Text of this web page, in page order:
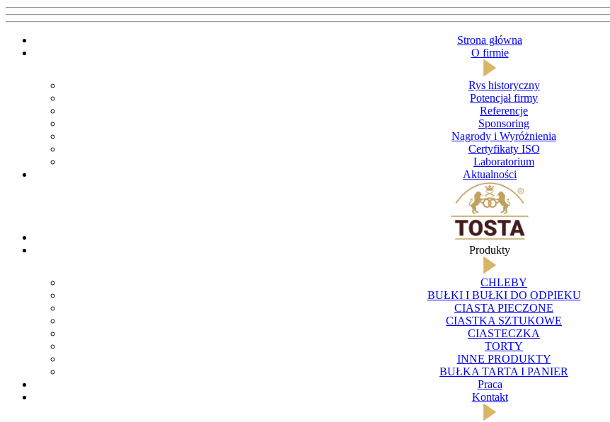
Strona główna
O firmie
Rys historyczny
Potencjał firmy
Referencje
Sponsoring
Nagrody i Wyróżnienia
Certyfikaty ISO
Laboratorium
Aktualności
Produkty
CHLEBY
BUŁKI I BUŁKI DO ODPIEKU
CIASTA PIECZONE
CIASTKA SZTUKOWE
CIASTECZKA
TORTY
INNE PRODUKTY
BUŁKA TARTA I PANIER
Praca
Kontakt